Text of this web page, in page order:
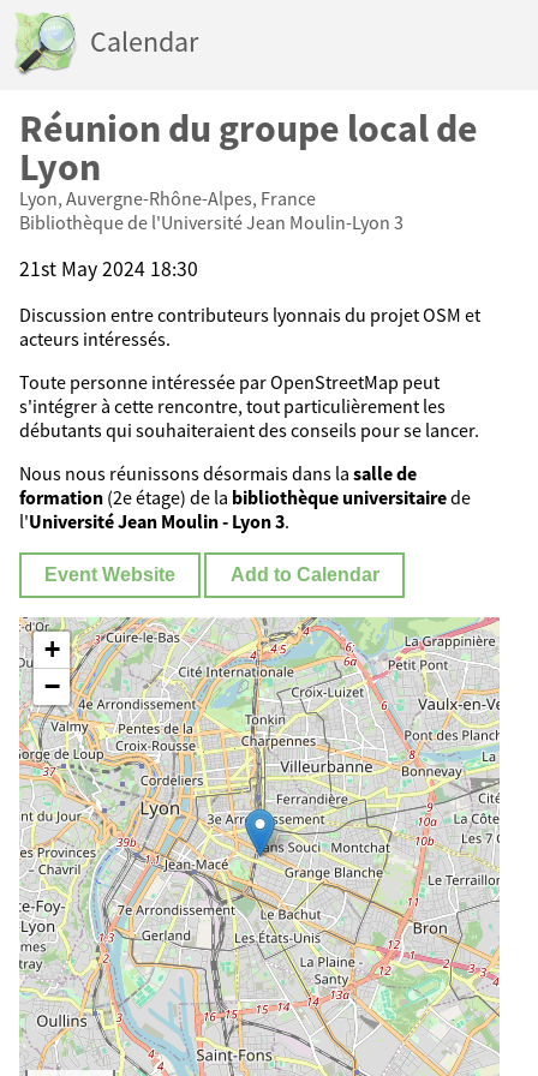
Calendar
Réunion du groupe local de
Lyon
Lyon, Auvergne-Rhône-Alpes, France
Bibliothèque de l'Université Jean Moulin-Lyon 3
21st May 2024 18:30
Discussion entre contributeurs lyonnais du projet OSM et
acteurs intéressés.
Toute personne intéressée par OpenStreetMap peut
s'intégrer à cette rencontre, tout particulièrement les
débutants qui souhaiteraient des conseils pour se lancer.
Nous nous réunissons désormais dans la salle de
formation (2e étage) de la bibliothèque universitairede
l'Université Jean Moulin - Lyon 3.
Event Website Add to Calendar
+
−